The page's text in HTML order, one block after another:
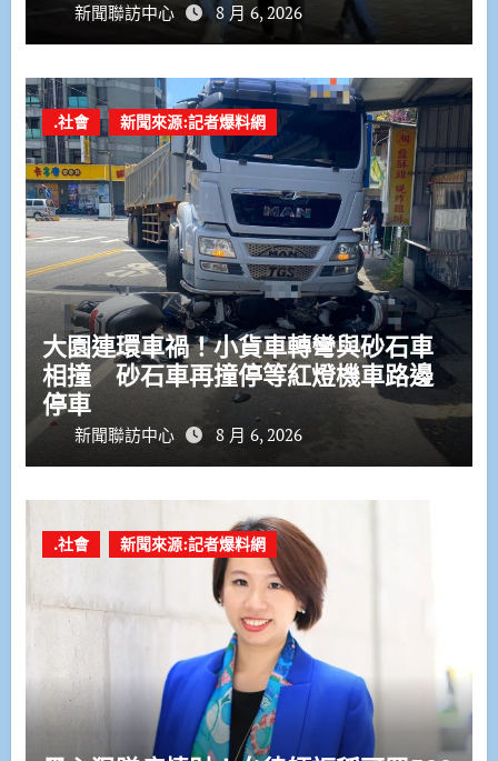
新聞聯訪中心 8 月 6, 2026
.社會 新聞來源:記者爆料網
大園連環車禍！小貨車轉彎與砂石車
相撞 砂石車再撞停等紅燈機車路邊
停車
新聞聯訪中心 8 月 6, 2026
.社會 新聞來源:記者爆料網